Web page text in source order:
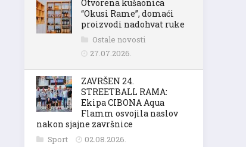
Otvorena kušaonica
“Okusi Rame”, domaći
proizvodi nadohvat ruke
Ostale novosti
27.07.2026.
ZAVRŠEN 24.
STREETBALL RAMA:
Ekipa CIBONA Aqua
Flamm osvojila naslov
nakon sjajne završnice
Sport 02.08.2026.